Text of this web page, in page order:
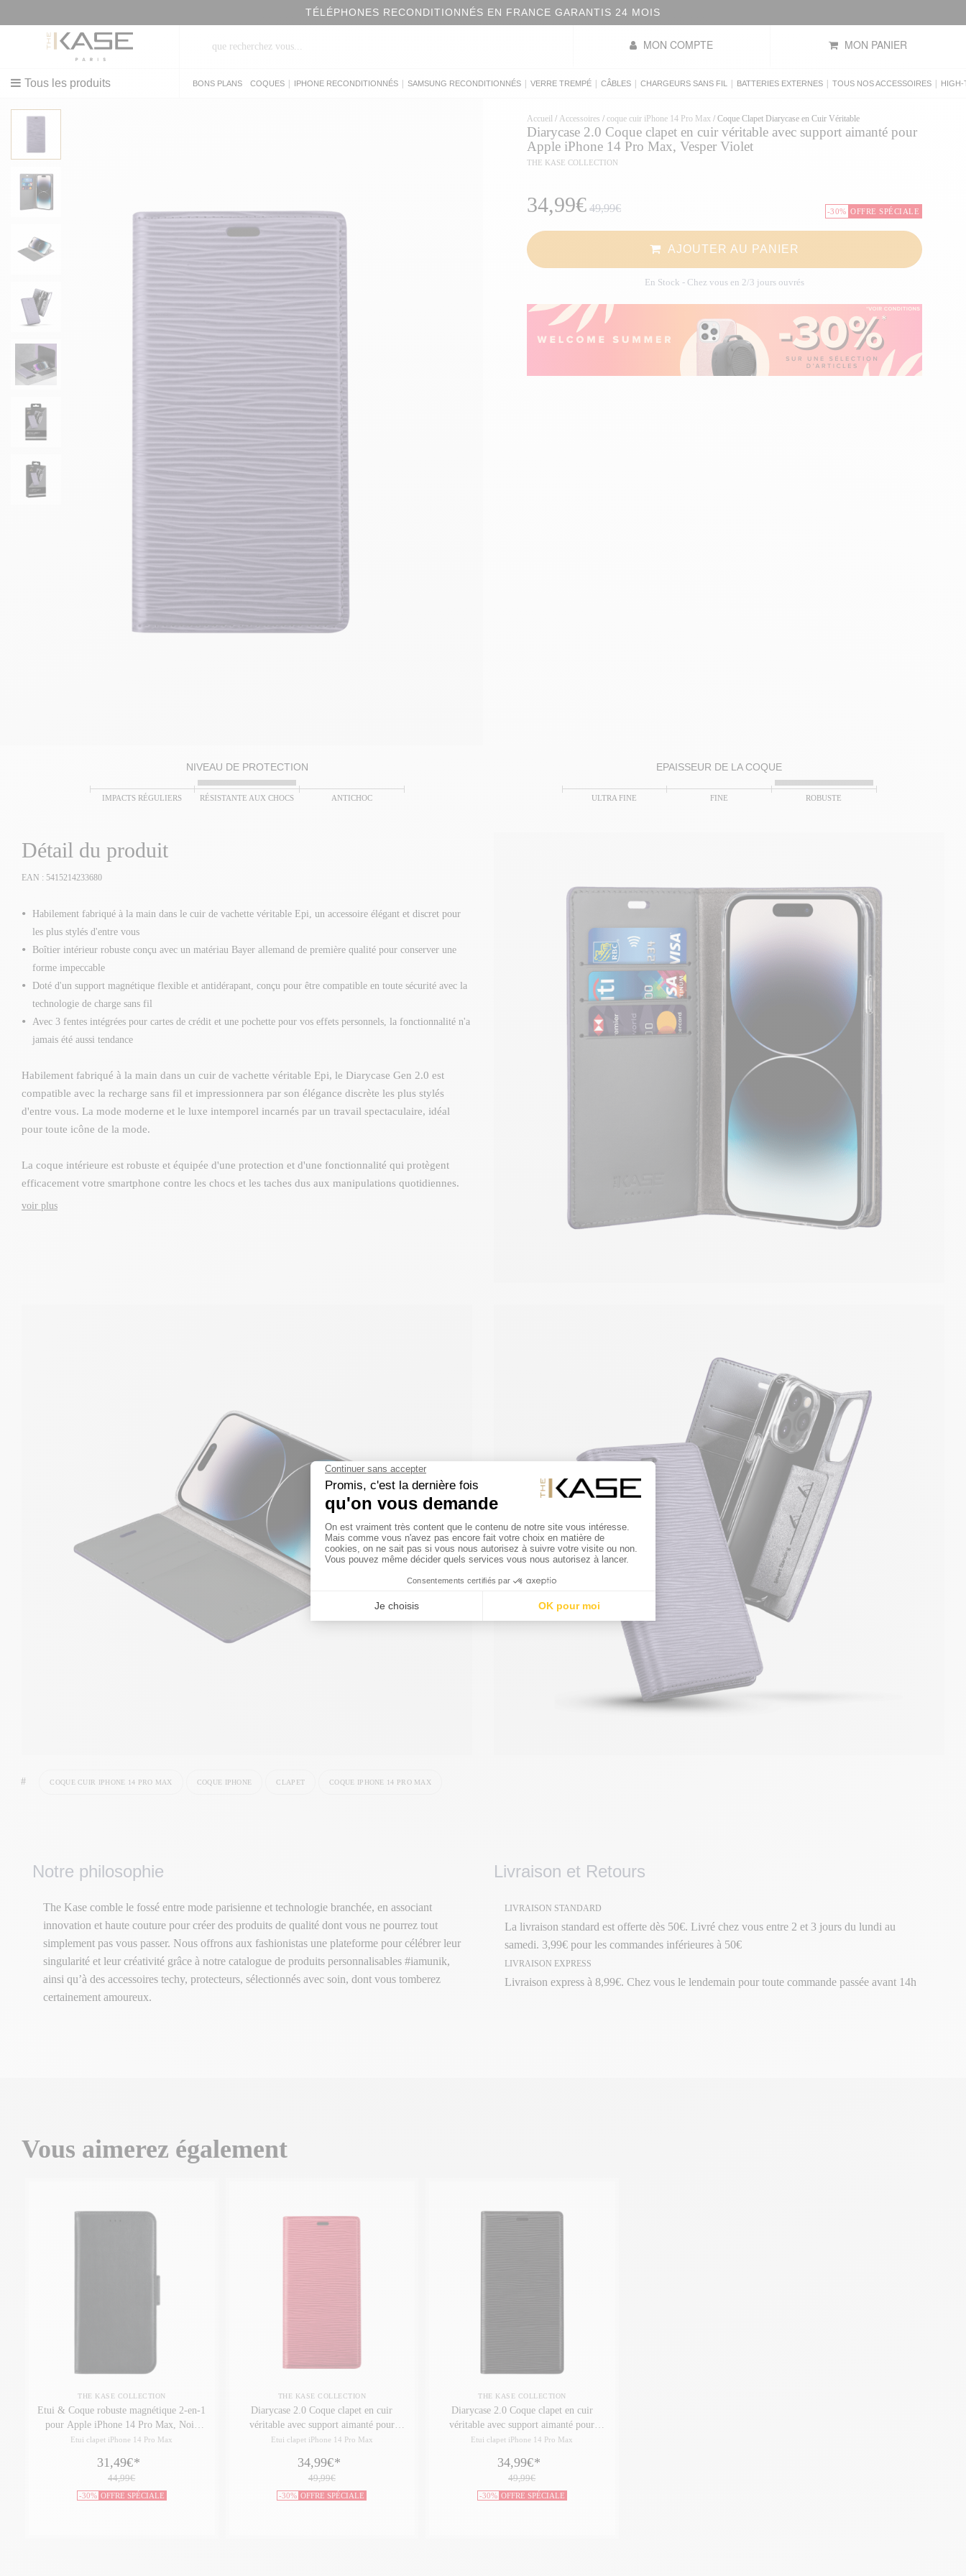
BONS PLANS : PROFITEZ DE NOS OFFRES DU MOMENT
Tous les produits
MON COMPTE MON PANIER
BONS PLANS COQUES IPHONE RECONDITIONNÉS SAMSUNG RECONDITIONNÉS VERRE TREMPÉ CÂBLES CHARGEURS SANS FIL BATTERIES EXTERNES TOUS NOS ACCESSOIRES HIGH-
Accueil / Accessoires / coque cuir iPhone 14 Pro Max / Coque Clapet Diarycase en Cuir Véritable
Diarycase 2.0 Coque clapet en cuir véritable avec support aimanté pour
Apple iPhone 14 Pro Max, Vesper Violet
THE KASE COLLECTION
-30% OFFRE SPÉCIALE
34,99€ 49,99€
AJOUTER AU PANIER
En Stock - Chez vous en 2/3 jours ouvrés
NIVEAU DE PROTECTION
IMPACTS RÉGULIERS RÉSISTANTE AUX CHOCS ANTICHOC
EPAISSEUR DE LA COQUE
ULTRA FINE FINE ROBUSTE
Détail du produit
EAN : 5415214233680
Habilement fabriqué à la main dans le cuir de vachette véritable Epi, un accessoire élégant et discret pour
les plus stylés d'entre vous
Boîtier intérieur robuste conçu avec un matériau Bayer allemand de première qualité pour conserver une
forme impeccable
Doté d'un support magnétique flexible et antidérapant, conçu pour être compatible en toute sécurité avec la
technologie de charge sans fil
Avec 3 fentes intégrées pour cartes de crédit et une pochette pour vos effets personnels, la fonctionnalité n'a
jamais été aussi tendance
Habilement fabriqué à la main dans un cuir de vachette véritable Epi, le Diarycase Gen 2.0 est
compatible avec la recharge sans fil et impressionnera par son élégance discrète les plus stylés
d'entre vous. La mode moderne et le luxe intemporel incarnés par un travail spectaculaire, idéal
pour toute icône de la mode.
La coque intérieure est robuste et équipée d'une protection et d'une fonctionnalité qui protègent
efficacement votre smartphone contre les chocs et les taches dus aux manipulations quotidiennes.
Conçu avec un matériau thermoplastique de qualité German Bayer pour compenser les effets de la
voir plus
# COQUE CUIR IPHONE 14 PRO MAX COQUE IPHONE CLAPET COQUE IPHONE 14 PRO MAX
Livraison et Retours
LIVRAISON STANDARD
La livraison standard est offerte dès 50€. Livré chez vous entre 2 et 3 jours du lundi au
samedi. 3,99€ pour les commandes inférieures à 50€
LIVRAISON EXPRESS
Livraison express à 8,99€. Chez vous le lendemain pour toute commande passée avant 14h
Notre philosophie
The Kase comble le fossé entre mode parisienne et technologie branchée, en associant
innovation et haute couture pour créer des produits de qualité dont vous ne pourrez tout
simplement pas vous passer. Nous offrons aux fashionistas une plateforme pour célébrer leur
singularité et leur créativité grâce à notre catalogue de produits personnalisables #iamunik,
ainsi qu’à des accessoires techy, protecteurs, sélectionnés avec soin, dont vous tomberez
certainement amoureux.
Vous aimerez également
THE KASE COLLECTION
Etui & Coque robuste magnétique 2-en-1
pour Apple iPhone 14 Pro Max, Noir
Onyx
Etui clapet iPhone 14 Pro Max
31,49€*
44,99€
-30% OFFRE SPÉCIALE
THE KASE COLLECTION
Diarycase 2.0 Coque clapet en cuir
véritable avec support aimanté pour
Apple iPhone 14 Pro Max, Rouge
Etui clapet iPhone 14 Pro Max
34,99€*
49,99€
-30% OFFRE SPÉCIALE
THE KASE COLLECTION
Diarycase 2.0 Coque clapet en cuir
véritable avec support aimanté pour
Apple iPhone 14 Pro Max, Noir Minuit
Etui clapet iPhone 14 Pro Max
34,99€*
49,99€
-30% OFFRE SPÉCIALE